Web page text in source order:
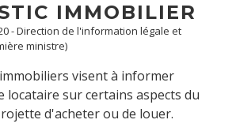
IMMOBILIER
- Direction de l'information légale et
ministre)
visent à informer
locataire sur certains aspects du
d'acheter ou de louer.